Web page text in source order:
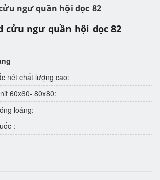
ngư quần hội dọc 82
cửu ngư quần hội dọc 82
nét chất lượng cao:
60x60- 80x80:
loáng:
: